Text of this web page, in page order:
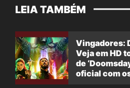
LEIA TAMBÉM
Vingadores:
Veja em HD
de
oficial com